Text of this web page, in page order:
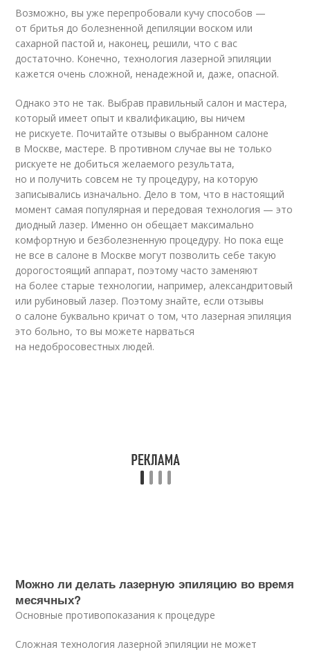
Возможно, вы уже перепробовали кучу способов —
от бритья до болезненной депиляции воском или
сахарной пастой и, наконец, решили, что с вас
достаточно. Конечно, технология лазерной эпиляции
кажется очень сложной, ненадежной и, даже, опасной.
Однако это не так. Выбрав правильный салон и мастера,
который имеет опыт и квалификацию, вы ничем
не рискуете. Почитайте отзывы о выбранном салоне
в Москве, мастере. В противном случае вы не только
рискуете не добиться желаемого результата,
но и получить совсем не ту процедуру, на которую
записывались изначально. Дело в том, что в настоящий
момент самая популярная и передовая технология — это
диодный лазер. Именно он обещает максимально
комфортную и безболезненную процедуру. Но пока еще
не все в салоне в Москве могут позволить себе такую
дорогостоящий аппарат, поэтому часто заменяют
на более старые технологии, например, александритовый
или рубиновый лазер. Поэтому знайте, если отзывы
о салоне буквально кричат о том, что лазерная эпиляция
это больно, то вы можете нарваться
на недобросовестных людей.
Можно ли делать лазерную эпиляцию во время
месячных?
Основные противопоказания к процедуре
Сложная технология лазерной эпиляции не может